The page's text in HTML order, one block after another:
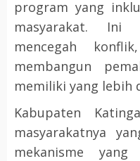
program yang
masyarakat. Ini
mencegah
membangun
memiliki yang lebih
Kabupaten
masyarakatnya
mekanisme